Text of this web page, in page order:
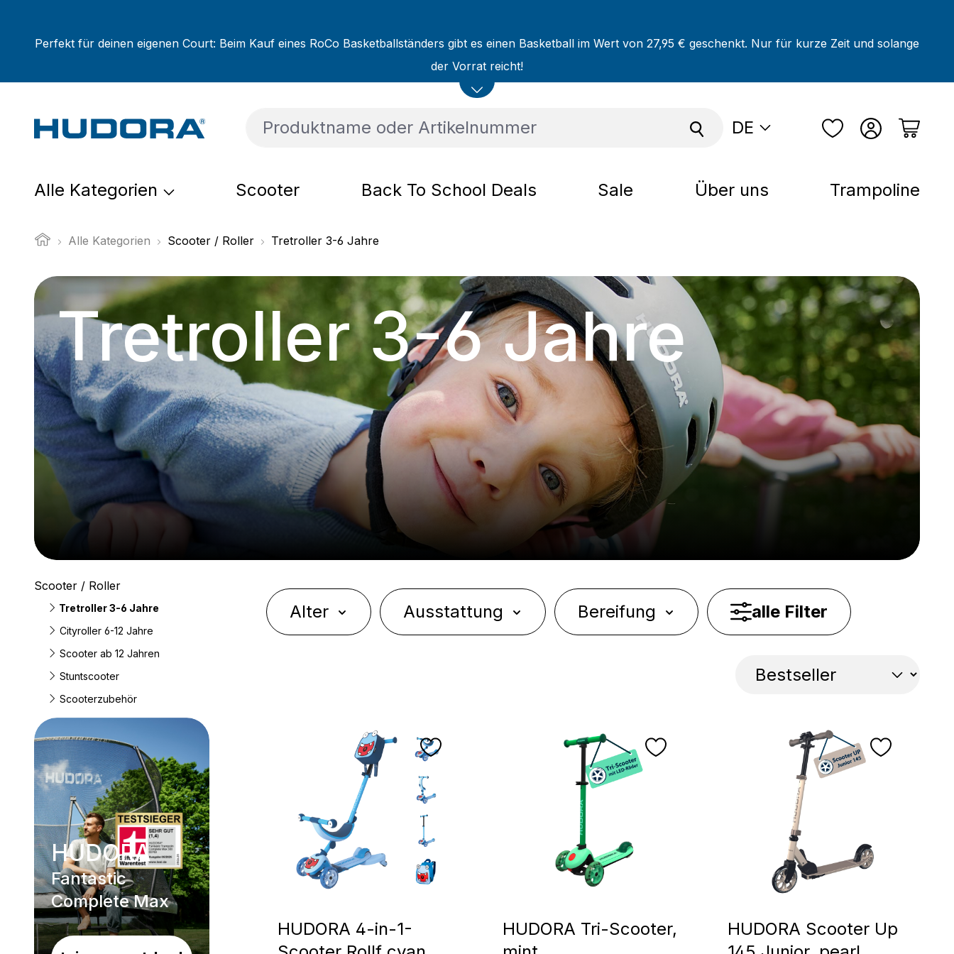
Perfekt für deinen eigenen Court: Beim Kauf eines RoCo Basketballständers gibt es einen Basketball im Wert von 27,95 € geschenkt. Nur für kurze Zeit und solange
der Vorrat reicht!
DE
Alle Kategorien Scooter Back To School Deals Sale Über uns Trampoline
Alle Kategorien Scooter / Roller Tretroller 3-6 Jahre
Tretroller 3-6 Jahre
Scooter / Roller
Tretroller 3-6 Jahre
Cityroller 6-12 Jahre
Scooter ab 12 Jahren
Stuntscooter
Scooterzubehör
HUDORA
Fantastic
Complete Max
Alter Ausstattung Bereifung alle Filter
HUDORA 4-in-1-
HUDORA Tri-Scooter,
HUDORA Scooter Up